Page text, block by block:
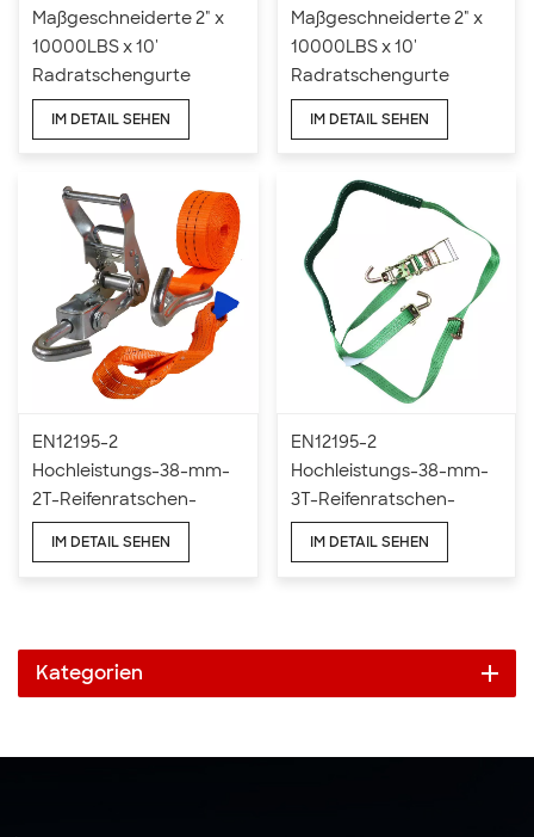
Maßgeschneiderte 2" x
10000LBS x 10'
Radratschengurte
Zurrgurte
IM DETAIL SEHEN
Maßgeschneiderte 2" x
10000LBS x 10'
Radratschengurte
Reifenspannratsche
IM DETAIL SEHEN
EN12195-2
Hochleistungs-38-mm-
2T-Reifenratschen-
Spanngurte
IM DETAIL SEHEN
EN12195-2
Hochleistungs-38-mm-
3T-Reifenratschen-
Spanngurte
IM DETAIL SEHEN
Kategorien